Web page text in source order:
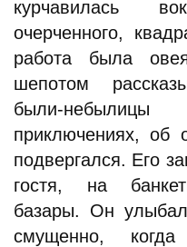
курчавилась
очерченного,
работа была
шепотом
были-
приключениях, об
подвергался. Его
гостя, на
базары. Он
смущенно,